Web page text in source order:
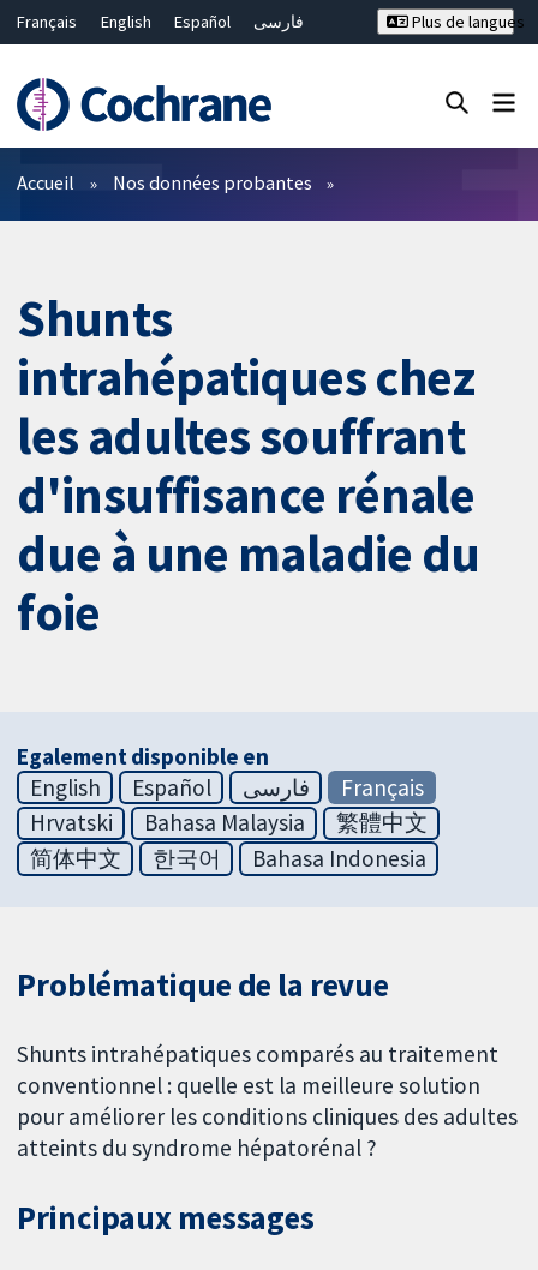
Français English Español
فارسی
Bahasa Malaysia
ไทย
繁體中文
简体中文
Plus de langues
Filtres
Accueil Nos données probantes
Shunts
intrahépatiques chez
les adultes souffrant
d'insuffisance rénale
due à une maladie du
foie
Egalement disponible en
English
Español فارسی
Français
Hrvatski
Bahasa Malaysia
繁體中文
简体中文
한국어 Bahasa Indonesia
Problématique de la revue
Shunts intrahépatiques comparés au traitement
conventionnel : quelle est la meilleure solution
pour améliorer les conditions cliniques des adultes
atteints du syndrome hépatorénal ?
Principaux messages